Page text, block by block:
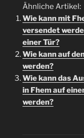
Ähnliche Artikel:
Wie kann mit
versendet
einer Tür?
Wie kann auf
werden?
Wie kann das
in Fhem auf
werden?